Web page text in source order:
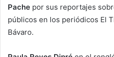
Pache por sus reportajes
públicos en los periódicos El
Bávaro.